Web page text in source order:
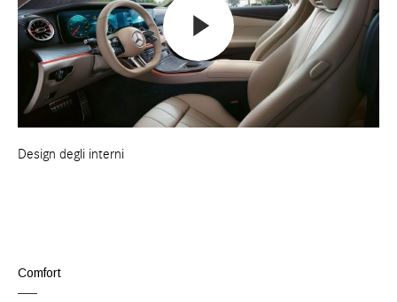
Design degli interni
Comfort